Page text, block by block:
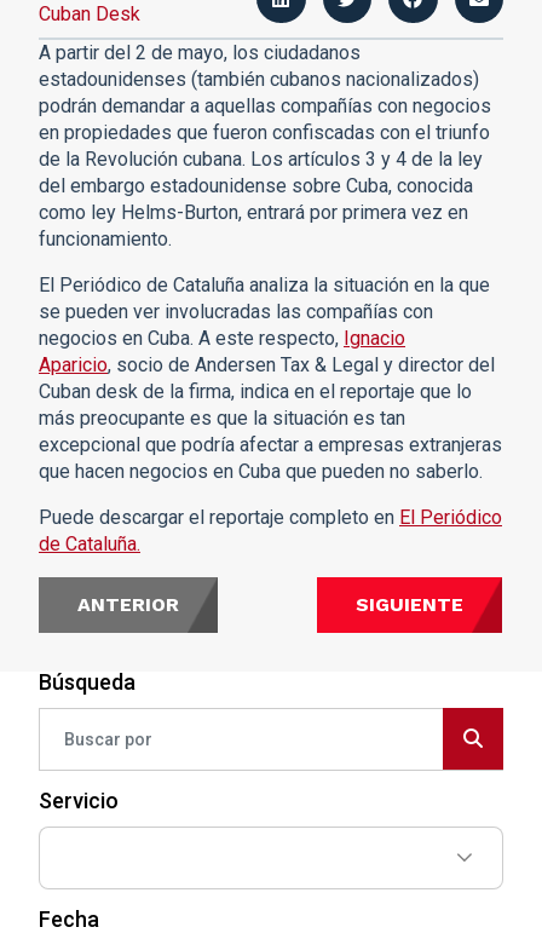
Búsqueda
Servicio
Fecha
Cuban Desk
A partir del 2 de mayo, los ciudadanos
estadounidenses (también cubanos nacionalizados)
podrán demandar a aquellas compañías con negocios
en propiedades que fueron confiscadas con el triunfo
de la Revolución cubana. Los artículos 3 y 4 de la ley
del embargo estadounidense sobre Cuba, conocida
como ley Helms-Burton, entrará por primera vez en
funcionamiento.
El Periódico de Cataluña analiza la situación en la que
se pueden ver involucradas las compañías con
negocios en Cuba. A este respecto, Ignacio
Aparicio, socio de Andersen Tax & Legal y director del
Cuban desk de la firma, indica en el reportaje que lo
más preocupante es que la situación es tan
excepcional que podría afectar a empresas extranjeras
que hacen negocios en Cuba que pueden no saberlo.
Puede descargar el reportaje completo en El Periódico
de Cataluña.
ANTERIOR SIGUIENTE